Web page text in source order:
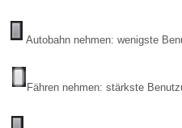
Autobahn nehmen: wenigste
Fähren nehmen: stärkste